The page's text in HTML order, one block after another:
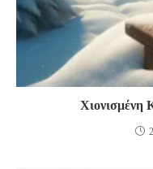
Χιονισμένη